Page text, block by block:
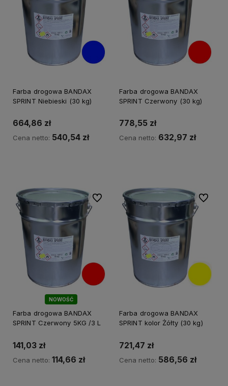
Farba drogowa BANDAX
SPRINT Niebieski (30 kg)
664,86 zł
Cena netto: 540,54 zł
Farba drogowa BANDAX
SPRINT Czerwony (30 kg)
778,55 zł
Cena netto: 632,97 zł
NOWOŚĆ
Farba drogowa BANDAX
SPRINT Czerwony 5KG /3 L
141,03 zł
Cena netto: 114,66 zł
Do ulubionych
Farba drogowa BANDAX
SPRINT kolor Żółty (30 kg)
721,47 zł
Cena netto: 586,56 zł
Do